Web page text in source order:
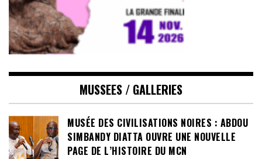
MUSSEES / GALLERIES
MUSÉE DES CIVILISATIONS NOIRES : ABDOU
SIMBANDY DIATTA OUVRE UNE NOUVELLE
PAGE DE L’HISTOIRE DU MCN